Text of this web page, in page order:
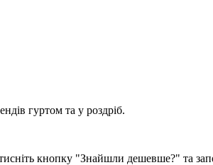
гуртом та у роздріб.
кнопку "Знайшли дешевше?" та